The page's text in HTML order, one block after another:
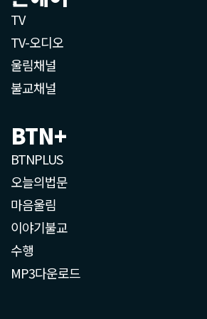
TV
TV-오디오
울림채널
불교채널
BTN+
BTNPLUS
오늘의법문
마음울림
이야기불교
수행
MP3다운로드